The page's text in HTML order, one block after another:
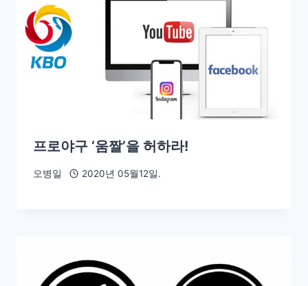
프로야구 ‘움짤’을 허하라!
오병일 2020년 05월12일.